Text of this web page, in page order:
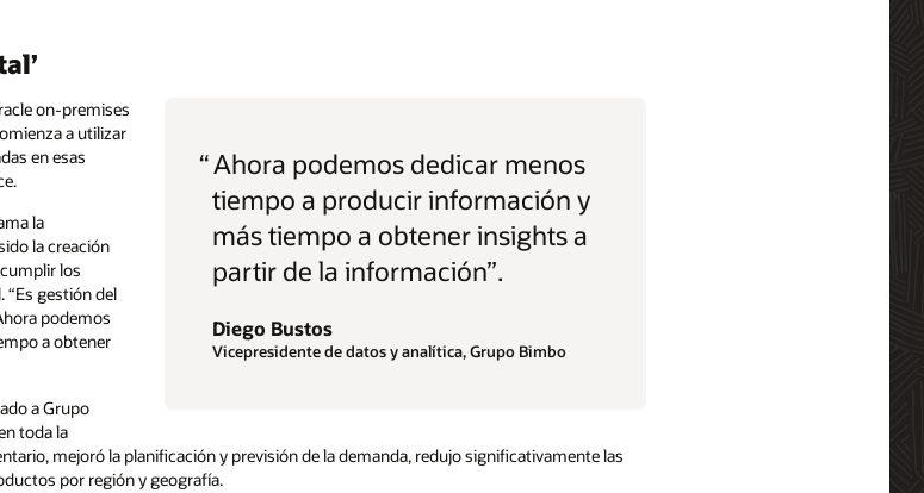
“Ahora podemos dedicar menos
tiempo a producir información y
más tiempo a obtener insights a
partir de la información”.
Diego Bustos
Vicepresidente de datos y analítica, Grupo Bimbo
on-premises
a utilizar
en esas
la
la creación
los
“Es gestión del
podemos
a obtener
a Grupo
toda la
mejoró la planificación y previsión de la demanda, redujo significativamente las
por región y geografía.